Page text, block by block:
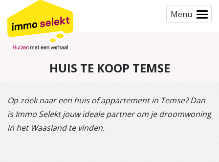
Menu
HUIS TE KOOP TEMSE
Op zoek naar een huis of appartement in Temse? Dan
is Immo Selekt jouw ideale partner om je droomwoning
in het Waasland te vinden.